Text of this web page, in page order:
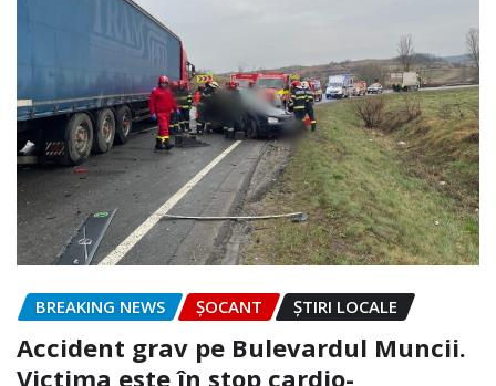
BREAKING NEWS ȘOCANT ȘTIRI LOCALE
Accident grav pe Bulevardul Muncii.
Victima este în stop cardio-